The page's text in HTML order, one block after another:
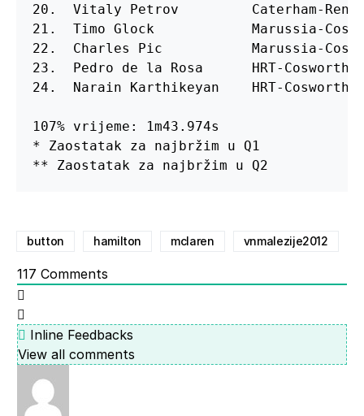
20.  Vitaly Petrov         Caterham-
21.  Timo Glock            Marussia-
22.  Charles Pic           Marussia-
23.  Pedro de la Rosa      HRT-
24.  Narain Karthikeyan    HRT-
107% vrijeme: 1m43.974s
* Zaostatak za najbržim u Q1
** Zaostatak za najbržim u Q2
button hamilton mclaren vnmalezije2012
117 Comments
Inline Feedbacks
View all comments